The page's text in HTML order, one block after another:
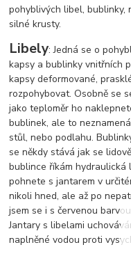
pohyblivých libel, bublinky,
silné krusty.
Libely: Jedná se o
kapsy a bublinky vnitřních
kapsy deformované,
rozpohybovat. Osobně se
jako teploměr ho
bublinek, ale to
stůl, nebo podlahu.
se někdy stává jak se
bublince říkám hydraulická
pohnete s jantarem v
nikoli hned, ale až po
jsem se i s červenou
Jantary s libelami
naplněné vodou proti